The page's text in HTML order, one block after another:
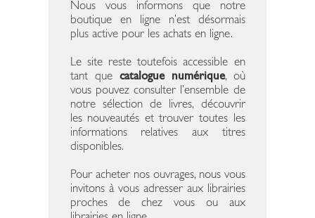
Nous vous informons que notre
boutique en ligne n’est désormais
plus active pour les achats en ligne.
Le site reste toutefois accessible en
tant que catalogue numérique, où
vous pouvez consulter l’ensemble de
notre sélection de livres, découvrir
les nouveautés et trouver toutes les
informations relatives aux titres
disponibles.
Pour acheter nos ouvrages, nous vous
invitons à vous adresser aux librairies
proches de chez vous ou aux